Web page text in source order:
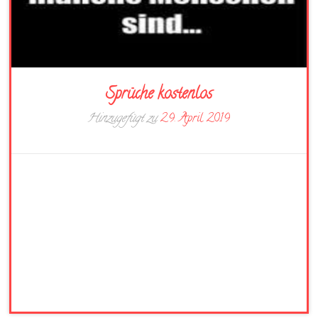
Sprüche kostenlos
Hinzugefügt zu29. April 2019